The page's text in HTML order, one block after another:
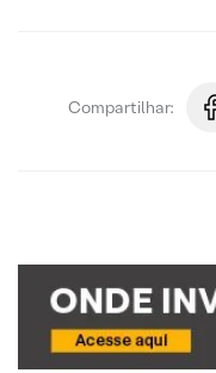
Compartilhar: